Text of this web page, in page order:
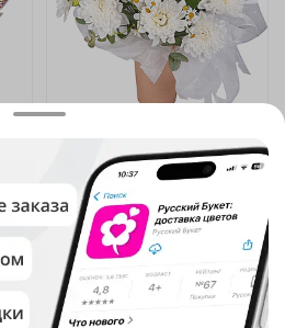
(76)
Композиция "Небесный
вальс"
В наличии
2 870 ₽